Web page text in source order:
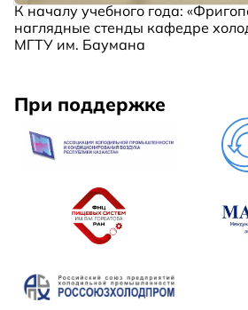
К началу учебного года:
наглядные стенды кафедре
МГТУ им. Баумана
При поддержке